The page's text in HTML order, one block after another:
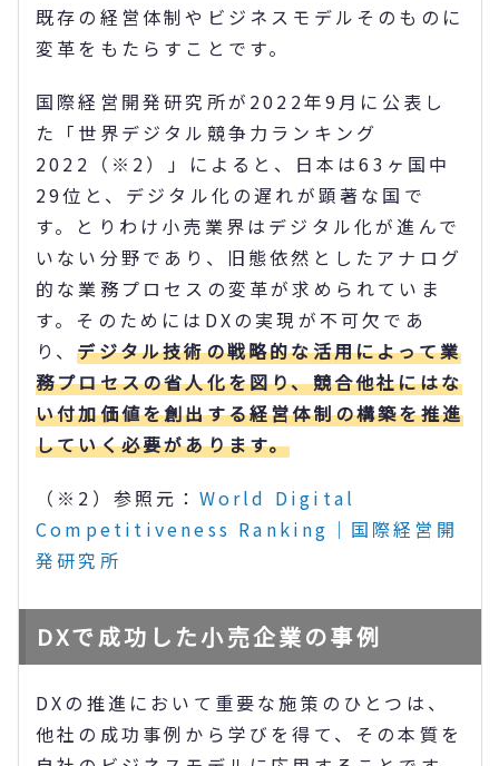
既存の経営体制やビジネスモデルそのものに
変革をもたらすことです。
国際経営開発研究所が2022年9月に公表し
た「世界デジタル競争力ランキング
2022（※2）」によると、日本は63ヶ国中
29位と、デジタル化の遅れが顕著な国で
す。とりわけ小売業界はデジタル化が進んで
いない分野であり、旧態依然としたアナログ
的な業務プロセスの変革が求められていま
す。そのためにはDXの実現が不可欠であ
り、デジタル技術の戦略的な活用によって業
務プロセスの省人化を図り、競合他社にはな
い付加価値を創出する経営体制の構築を推進
していく必要があります。
（※2）参照元： World Digital
Competitiveness Ranking｜国際経営開
発研究所
DXで成功した小売企業の事例
DXの推進において重要な施策のひとつは、
他社の成功事例から学びを得て、その本質を